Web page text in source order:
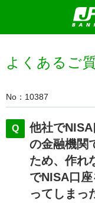
よくあるご
No 10387
他社で
の金融機関
ため、作れ
でNISA口
ってしまっ